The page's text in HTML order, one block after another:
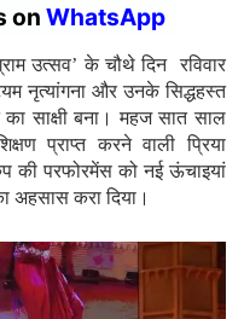
on WhatsApp
उत्सव’ के चौथे दिन रविवार
नृत्यांगना और उनके सिद्धहस्त
साक्षी बना। महज सात साल
प्राप्त करने वाली प्रिया
की परफोरमेंस को नई ऊंचाइयां
अहसास करा दिया।